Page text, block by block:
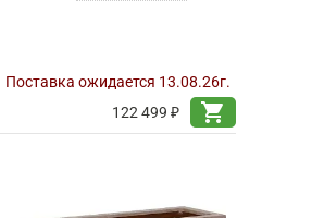
Поставка ожидается 13.08.26г.
122 499 ₽
shopping_cart